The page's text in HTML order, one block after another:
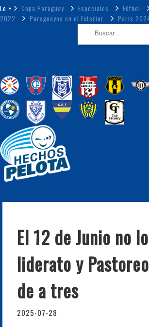
Lo + Copa Paraguay Especiales Fútbol
2022
Paraguayos en el Exterior Paris
El 12 de Junio no
liderato y
de a tres
2025-07-28